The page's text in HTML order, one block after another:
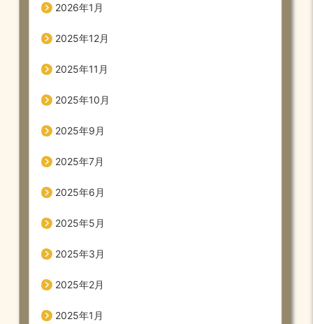
2026年1月
2025年12月
2025年11月
2025年10月
2025年9月
2025年7月
2025年6月
2025年5月
2025年3月
2025年2月
2025年1月